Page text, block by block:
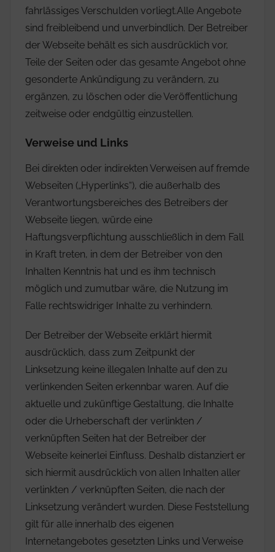
fahrlässiges Verschulden vorliegt.Alle Angebote
sind freibleibend und unverbindlich. Der Betreiber
der Webseite behält es sich ausdrücklich vor,
Teile der Seiten oder das gesamte Angebot ohne
gesonderte Ankündigung zu verändern, zu
ergänzen, zu löschen oder die Veröffentlichung
zeitweise oder endgültig einzustellen.
Verweise und Links
Bei direkten oder indirekten Verweisen auf fremde
Webseiten („Hyperlinks“), die außerhalb des
Verantwortungsbereiches des Betreibers der
Webseite liegen, würde eine
Haftungsverpflichtung ausschließlich in dem Fall
in Kraft treten, in dem der Betreiber von den
Inhalten Kenntnis hat und es ihm technisch
möglich und zumutbar wäre, die Nutzung im
Falle rechtswidriger Inhalte zu verhindern.
Der Betreiber der Webseite erklärt hiermit
ausdrücklich, dass zum Zeitpunkt der
Linksetzung keine illegalen Inhalte auf den zu
verlinkenden Seiten erkennbar waren. Auf die
aktuelle und zukünftige Gestaltung, die Inhalte
oder die Urheberschaft der verlinkten /
verknüpften Seiten hat der Betreiber der
Webseite keinerlei Einfluss. Deshalb distanziert er
sich hiermit ausdrücklich von allen Inhalten aller
verlinkten / verknüpften Seiten, die nach der
Linksetzung verändert wurden. Diese Feststellung
gilt für alle innerhalb des eigenen
Internetangebotes gesetzten Links und Verweise